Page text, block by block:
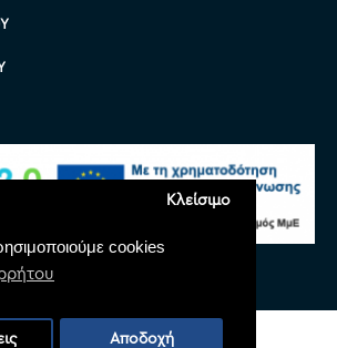
cookies
Κλείσιμο
Αποδοχή
2022 Stechi, All Rights Reserved